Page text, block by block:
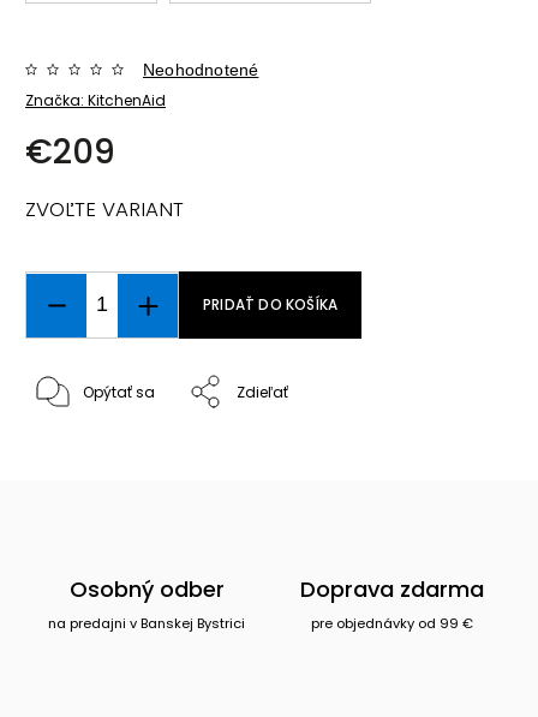
Značka: KitchenAid
Neohodnotené
€209
ZVOĽTE VARIANT
PRIDAŤ DO KOŠÍKA
Opýtať sa Zdieľať
Osobný odber
na predajni v Banskej Bystrici
Doprava zdarma
pre objednávky od 99 €